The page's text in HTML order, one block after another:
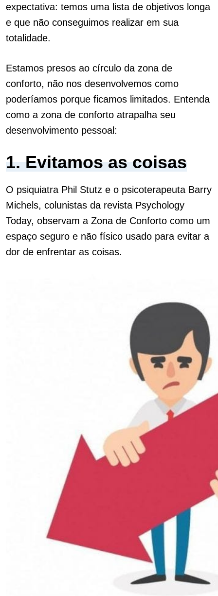
expectativa: temos uma lista de objetivos longa
e que não conseguimos realizar em sua
totalidade.
Estamos presos ao círculo da zona de
conforto, não nos desenvolvemos como
poderíamos porque ficamos limitados. Entenda
como a zona de conforto atrapalha seu
desenvolvimento pessoal:
1. Evitamos as coisas
O psiquiatra Phil Stutz e o psicoterapeuta Barry
Michels, colunistas da revista Psychology
Today, observam a Zona de Conforto como um
espaço seguro e não físico usado para evitar a
dor de enfrentar as coisas.